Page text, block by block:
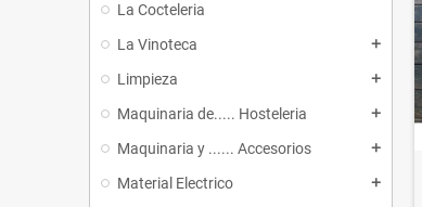
La Cocteleria
La Vinoteca
add
Limpieza add
Maquinaria de..... Hosteleria add
Maquinaria y ...... Accesorios add
Material Electrico add